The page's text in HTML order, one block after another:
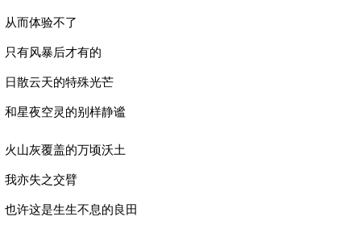
从而体验不了
只有风暴后才有的
日散云天的特殊光芒
和星夜空灵的别样静谧
火山灰覆盖的万顷沃土
我亦失之交臂
也许这是生生不息的良田